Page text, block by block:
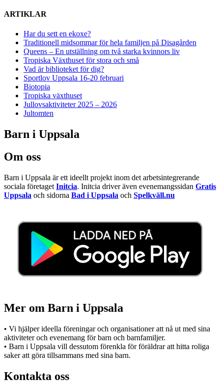
ARTIKLAR
Har du sett en ekoxe?
Traditionell midsommar för hela familjen på Disagården
Queens – En utställning om två starka kvinnors liv
Tropiska Växthuset för stora och små
Vad är biblioteket för dig?
Sportlov Uppsala 16-20 februari
Biotopia
Tropiska växthuset
Jullovsaktiviteter 2025 – 2026
Jultomten
Barn i Uppsala
Om oss
Barn i Uppsala är ett ideellt projekt inom det arbetsintegrerande
sociala företaget Initcia. Initcia driver även evenemangssidan Gratis
Uppsala och sidorna Bad i Uppsala och Spelkväll.nu
Mer om Barn i Uppsala
• Vi hjälper ideella föreningar och organisationer att nå ut med sina
aktiviteter och evenemang för barn och barnfamiljer.
• Barn i Uppsala vill dessutom förenkla för föräldrar att hitta roliga
saker att göra tillsammans med sina barn.
Kontakta oss